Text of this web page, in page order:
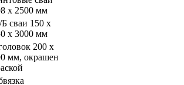
х 2500 мм
сваи 150 х
х 3000 мм
200 х
мм, окрашен